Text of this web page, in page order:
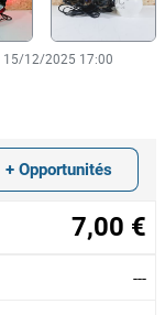
15/12/2025 17:00
+ Opportunités
7,00 €
---